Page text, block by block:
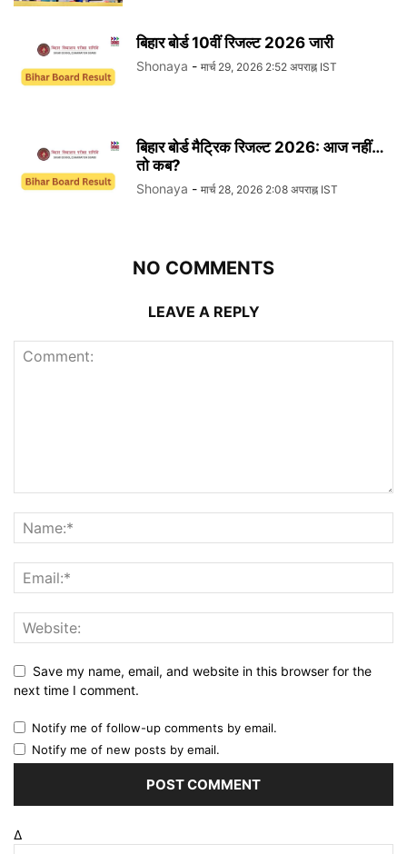
बिहार बोर्ड 10वीं रिजल्ट 2026 जारी
Shonaya - मार्च 29, 2026 2:52 अपराह्न IST
बिहार बोर्ड मैट्रिक रिजल्ट 2026: आज नहीं…
तो कब?
Shonaya - मार्च 28, 2026 2:08 अपराह्न IST
NO COMMENTS
LEAVE A REPLY
Save my name, email, and website in this browser for the
next time I comment.
Notify me of follow-up comments by email.
Notify me of new posts by email.
Δ